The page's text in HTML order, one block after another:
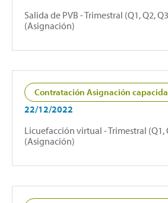
Salida de PVB - Trimestral (Q1, Q2,
(Asignación)
Contratación Asignación
22/12/2022
Licuefacción virtual - Trimestral (Q1,
(Asignación)